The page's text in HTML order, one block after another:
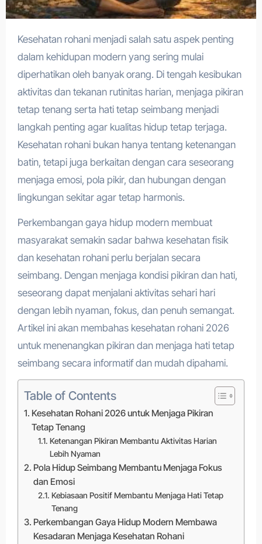
Kesehatan rohani menjadi salah satu aspek penting
dalam kehidupan modern yang sering mulai
diperhatikan oleh banyak orang. Di tengah kesibukan
aktivitas dan tekanan rutinitas harian, menjaga pikiran
tetap tenang serta hati tetap seimbang menjadi
langkah penting agar kualitas hidup tetap terjaga.
Kesehatan rohani bukan hanya tentang ketenangan
batin, tetapi juga berkaitan dengan cara seseorang
menjaga emosi, pola pikir, dan hubungan dengan
lingkungan sekitar agar tetap harmonis.
Perkembangan gaya hidup modern membuat
masyarakat semakin sadar bahwa kesehatan fisik
dan kesehatan rohani perlu berjalan secara
seimbang. Dengan menjaga kondisi pikiran dan hati,
seseorang dapat menjalani aktivitas sehari hari
dengan lebih nyaman, fokus, dan penuh semangat.
Artikel ini akan membahas kesehatan rohani 2026
untuk menenangkan pikiran dan menjaga hati tetap
seimbang secara informatif dan mudah dipahami.
Table of Contents
Kesehatan Rohani 2026 untuk Menjaga Pikiran
Tetap Tenang
Ketenangan Pikiran Membantu Aktivitas Harian
Lebih Nyaman
Pola Hidup Seimbang Membantu Menjaga Fokus
dan Emosi
Kebiasaan Positif Membantu Menjaga Hati Tetap
Tenang
Perkembangan Gaya Hidup Modern Membawa
Kesadaran Menjaga Kesehatan Rohani